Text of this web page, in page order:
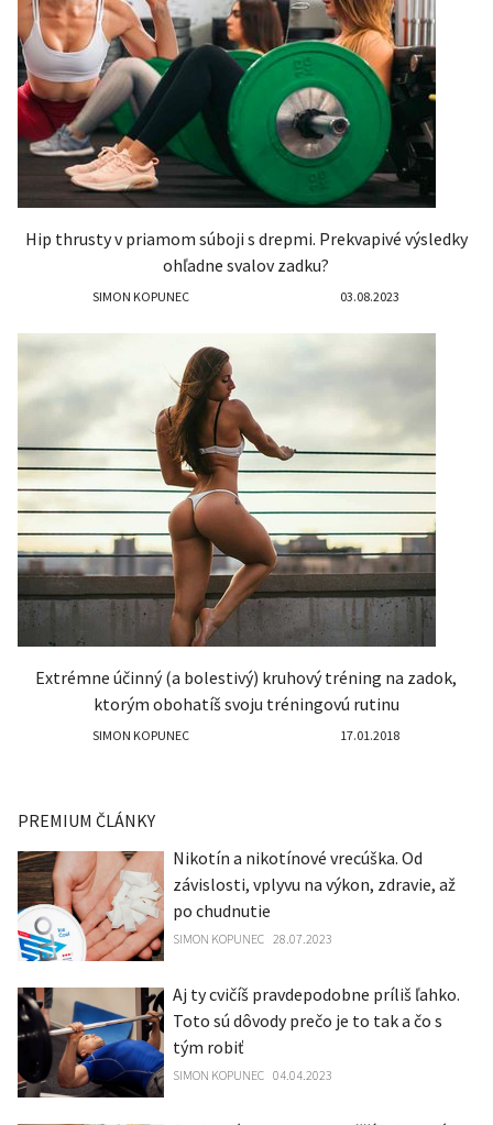
Hip thrusty v priamom súboji s drepmi. Prekvapivé výsledky
ohľadne svalov zadku?
SIMON KOPUNEC 03.08.2023
Extrémne účinný (a bolestivý) kruhový tréning na zadok,
ktorým obohatíš svoju tréningovú rutinu
SIMON KOPUNEC 17.01.2018
PREMIUM ČLÁNKY
Nikotín a nikotínové vrecúška. Od
závislosti, vplyvu na výkon, zdravie, až
po chudnutie
SIMON KOPUNEC 28.07.2023
Aj ty cvičíš pravdepodobne príliš ľahko.
Toto sú dôvody prečo je to tak a čo s
tým robiť
SIMON KOPUNEC 04.04.2023